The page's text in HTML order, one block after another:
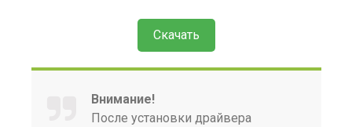
Скачать
Внимание!
После установки драйвера